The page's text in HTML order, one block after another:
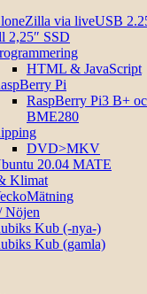
via liveUSB
2,25″ SSD
HTML & JavaScript
Pi
RaspBerry Pi3 B+
BME280
DVD>MKV
20.04 MATE
Klimat
Nöjen
Kub (-nya-)
Kub (gamla)